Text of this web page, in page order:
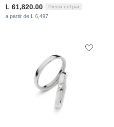
L 61,820.00 Precio del par
a partir de L 6,497